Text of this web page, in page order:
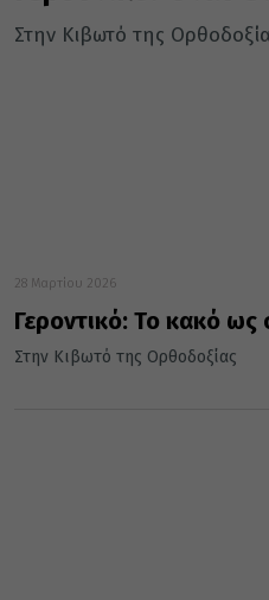
Στην Κιβωτό της
28 Μαρτίου 2026
Γεροντικό: Το κακό
Στην Κιβωτό της Ορθοδοξίας